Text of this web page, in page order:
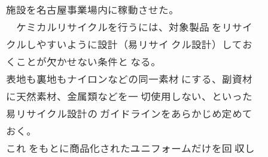
施設を名古屋事業場内に稼動させた。
ケミカルリサイクルを行うには、対象製品 をリサイ
クルしやすいように設計（易リサイ クル設計）してお
くことが欠かせない条件と なる。
表地も裏地もナイロンなどの同一素材 にする、副資材
に天然素材、金属類などを一 切使用しない、といった
易リサイクル設計の ガイドラインをあらかじめ定めて
おく。
これ をもとに商品化されたユニフォームだけを回 収し